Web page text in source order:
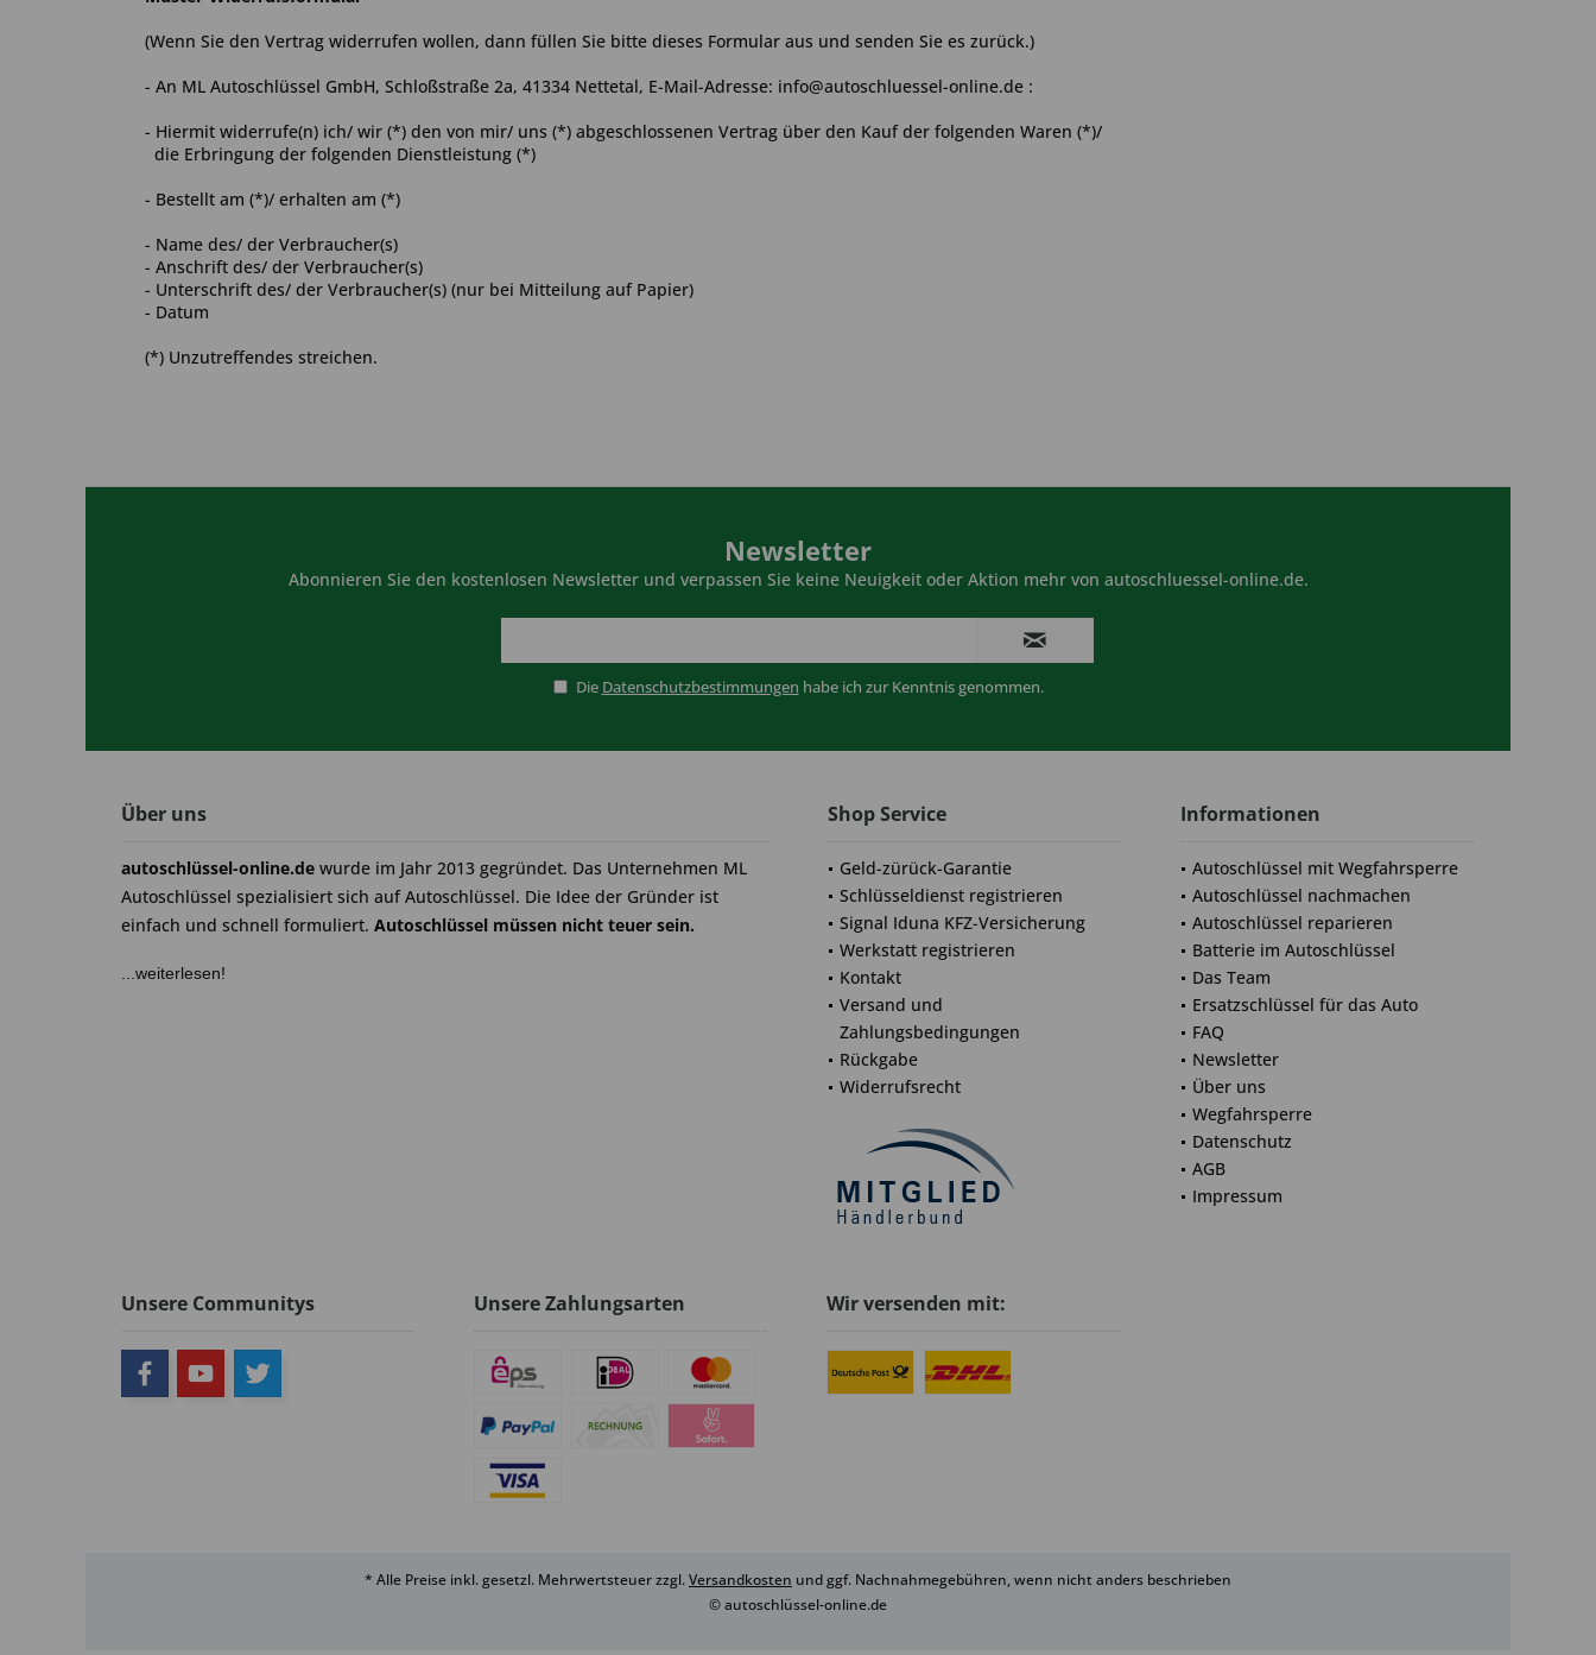
(Wenn Sie den Vertrag widerrufen wollen, dann füllen Sie bitte dieses Formular aus und senden Sie es zurück.)
- An ML Autoschlüssel GmbH, Schloßstraße 2a, 41334 Nettetal, E-Mail-Adresse: info@autoschluessel-online.de :
- Hiermit widerrufe(n) ich/ wir (*) den von mir/ uns (*) abgeschlossenen Vertrag über den Kauf der folgenden Waren (*)/
die Erbringung der folgenden Dienstleistung (*)
- Bestellt am (*)/ erhalten am (*)
- Name des/ der Verbraucher(s)
- Anschrift des/ der Verbraucher(s)
- Unterschrift des/ der Verbraucher(s) (nur bei Mitteilung auf Papier)
- Datum
(*) Unzutreffendes streichen.
Newsletter
Abonnieren Sie den kostenlosen Newsletter und verpassen Sie keine Neuigkeit oder Aktion mehr von autoschluessel-online.de.
Die Datenschutzbestimmungen habe ich zur Kenntnis genommen.
Über uns
autoschlüssel-online.de wurde im Jahr 2013 gegründet. Das Unternehmen ML
Autoschlüssel spezialisiert sich auf Autoschlüssel. Die Idee der Gründer ist
einfach und schnell formuliert. Autoschlüssel müssen nicht teuer sein.
...weiterlesen!
Shop Service
Geld-zürück-Garantie
Schlüsseldienst registrieren
Signal Iduna KFZ-Versicherung
Werkstatt registrieren
Kontakt
Versand und
Zahlungsbedingungen
Rückgabe
Widerrufsrecht
Informationen
Autoschlüssel mit Wegfahrsperre
Autoschlüssel nachmachen
Autoschlüssel reparieren
Batterie im Autoschlüssel
Das Team
Ersatzschlüssel für das Auto
FAQ
Newsletter
Über uns
Wegfahrsperre
Datenschutz
AGB
Impressum
Unsere Communitys Unsere Zahlungsarten Wir versenden mit:
* Alle Preise inkl. gesetzl. Mehrwertsteuer zzgl.Versandkosten und ggf. Nachnahmegebühren, wenn nicht anders beschrieben
© autoschlüssel-online.de